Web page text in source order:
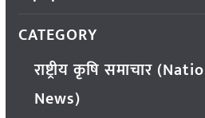
CATEGORY
राष्ट्रीय कृषि समाचार
News)